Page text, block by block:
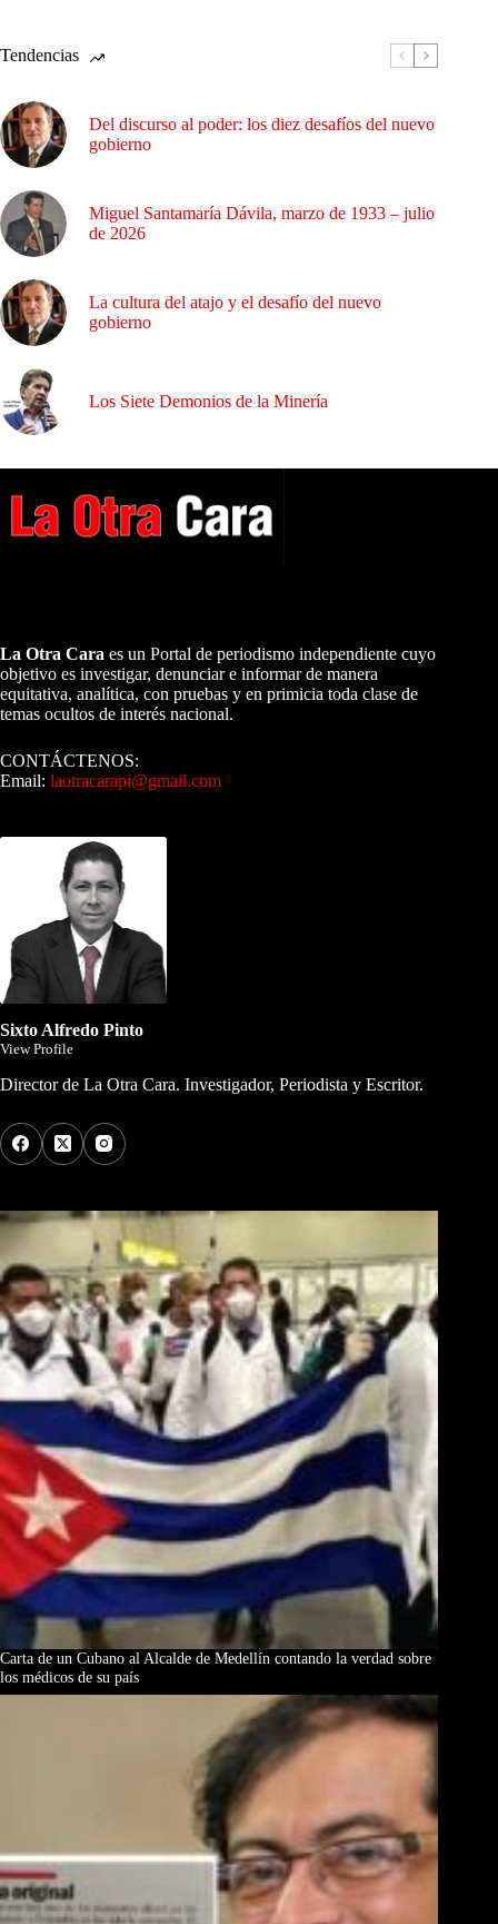
Tendencias
Del discurso al poder: los diez desafíos del nuevo
gobierno
Miguel Santamaría Dávila, marzo de 1933 – julio
de 2026
La cultura del atajo y el desafío del nuevo
gobierno
Los Siete Demonios de la Minería
La Otra Cara es un Portal de periodismo independiente cuyo
objetivo es investigar, denunciar e informar de manera
equitativa, analítica, con pruebas y en primicia toda clase de
temas ocultos de interés nacional.
CONTÁCTENOS:
Email: laotracarapi@gmail.com
Sixto Alfredo Pinto
View Profile
Director de La Otra Cara. Investigador, Periodista y Escritor.
Carta de un Cubano al Alcalde de Medellín contando la verdad sobre
los médicos de su país